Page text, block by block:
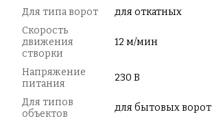
Для типа ворот
для откатных
Скорость
движения
створки
12 м/мин
Напряжение
питания
230 В
Для типов
объектов
для бытовых ворот